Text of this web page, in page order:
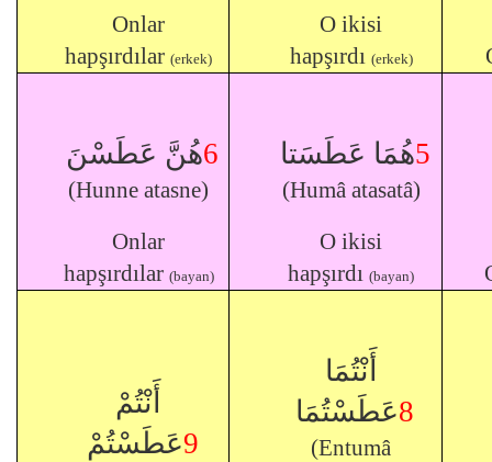
Onlar
hapşırdılar (erkek)
O ikisi
hapşırdı (erkek)
هُنَّ عَطَسْنَ6
(Hunne atasne)
Onlar
hapşırdılar (bayan)
هُمَا عَطَسَتا5
(Humâ atasatâ)
O ikisi
hapşırdı (bayan)
أَنْتُمْ
عَطَسْتُمْ9
أَنْتُمَا
عَطَسْتُمَا8
(Entumâ